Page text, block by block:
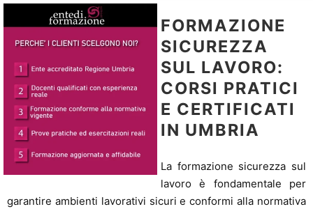
FORMAZIONE
SICUREZZA
SUL LAVORO:
CORSI PRATICI
E CERTIFICATI
IN UMBRIA
La formazione sicurezza sul
lavoro è fondamentale per
garantire ambienti lavorativi sicuri e conformi alla normativa